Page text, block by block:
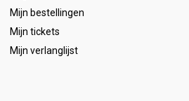
Mijn bestellingen
Mijn tickets
Mijn verlanglijst